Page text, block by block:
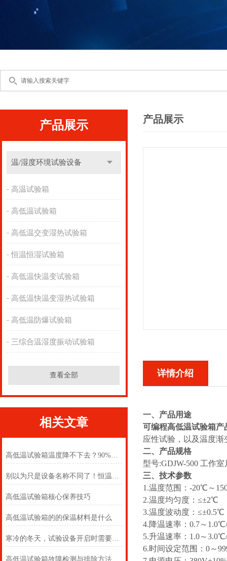
产品展示
温/湿度环境试验设备
高温试验箱
高低温试验箱
高低温交变湿热试验箱
恒温恒湿试验箱
高低温快温变试验箱
高低温快温变湿热试验箱
高低温防爆试验箱
三综合温湿度振动试验箱
查看全部
相关文章
高低温试验箱温度降不下去？90%的故障都是这几个原因！
别以为只是设备名称不同了！恒温与交变试验箱怎么选
高低温试验箱核心保养技巧
高低温试验箱的的保温材料是什么
寒冷的冬天，试验设备开启时需要注意哪些呢
高低温试验箱故障检测与排除方法
产品展示
详情介绍
一、产品用途
可编程高低温试验箱产
应性试验，以及温度
二、产品规格
型号:GDJW-500 工作
三、技术参数
1.温度范围：-20℃～
2.温度均匀度：≤±2℃
3.温度波动度：≤±0.5℃
4.降温速率：0.7～
5.升温速率：1.0～
6.时间设定范围：0～